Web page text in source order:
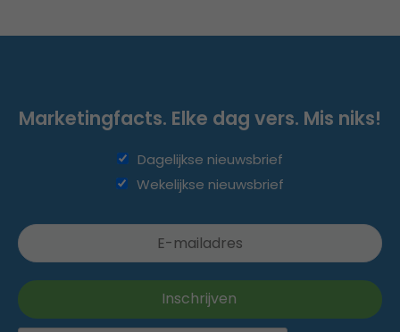
Marketingfacts. Elke dag vers. Mis niks!
Dagelijkse nieuwsbrief
Wekelijkse nieuwsbrief